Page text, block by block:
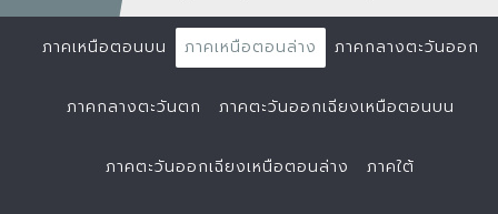
ภาคเหนือตอนบน ภาคเหนือตอนล่าง ภาคกลางตะวันออก
ภาคกลางตะวันตก ภาคตะวันออกเฉียงเหนือตอนบน
ภาคตะวันออกเฉียงเหนือตอนล่าง ภาคใต้